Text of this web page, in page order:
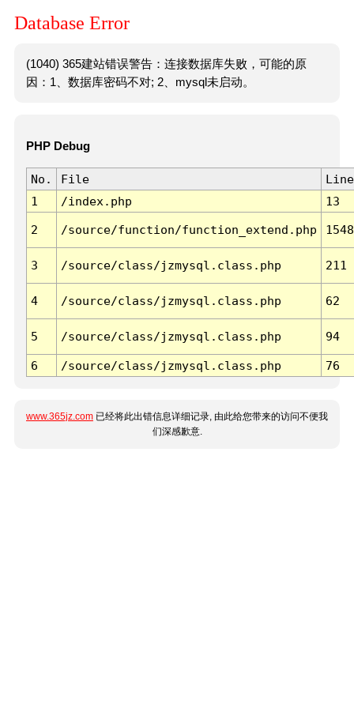
Database Error
(1040) 365建站错误警告：连接数据库失败，可能的原
因：1、数据库密码不对; 2、mysql未启动。
PHP Debug
No. File
Line
1
/index.php 13
2 /source/function/function_extend.php 1548
3 /source/class/jzmysql.class.php 211
4 /source/class/jzmysql.class.php 62
5 /source/class/jzmysql.class.php 94
6 /source/class/jzmysql.class.php 76
www.365jz.com 已经将此出错信息详细记录, 由此给您带来的访问不便我
们深感歉意.